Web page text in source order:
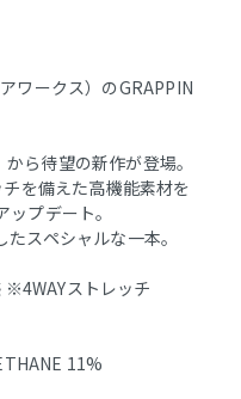
ワークス）のGRAPPIN
ら待望の新作が登場。
を備えた高機能素材を
プデート。
スペシャルな一本。
ストレッチ
11%